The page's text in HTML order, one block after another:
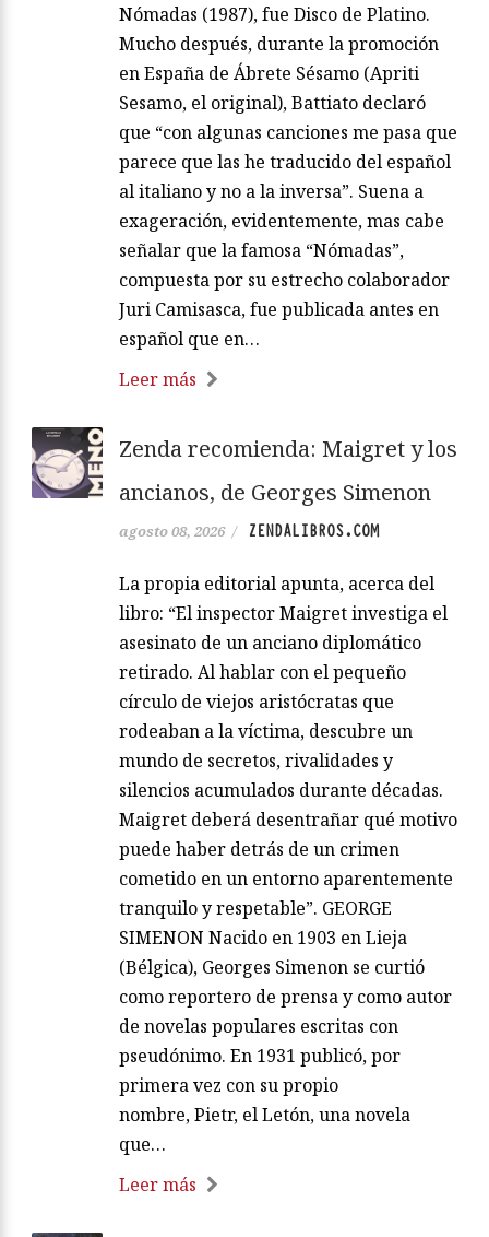
Nómadas (1987), fue Disco de Platino.
Mucho después, durante la promoción
en España de Ábrete Sésamo (Apriti
Sesamo, el original), Battiato declaró
que “con algunas canciones me pasa que
parece que las he traducido del español
al italiano y no a la inversa”. Suena a
exageración, evidentemente, mas cabe
señalar que la famosa “Nómadas”,
compuesta por su estrecho colaborador
Juri Camisasca, fue publicada antes en
español que en…
Leer más
Zenda recomienda: Maigret y los
ancianos, de Georges Simenon
agosto 08, 2026 / ZENDALIBROS.COM
La propia editorial apunta, acerca del
libro: “El inspector Maigret investiga el
asesinato de un anciano diplomático
retirado. Al hablar con el pequeño
círculo de viejos aristócratas que
rodeaban a la víctima, descubre un
mundo de secretos, rivalidades y
silencios acumulados durante décadas.
Maigret deberá desentrañar qué motivo
puede haber detrás de un crimen
cometido en un entorno aparentemente
tranquilo y respetable”. GEORGE
SIMENON Nacido en 1903 en Lieja
(Bélgica), Georges Simenon se curtió
como reportero de prensa y como autor
de novelas populares escritas con
pseudónimo. En 1931 publicó, por
primera vez con su propio
nombre, Pietr, el Letón, una novela
que…
Leer más